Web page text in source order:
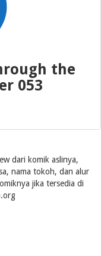
the
053
dari komik aslinya,
nama tokoh, dan alur
jika tersedia di